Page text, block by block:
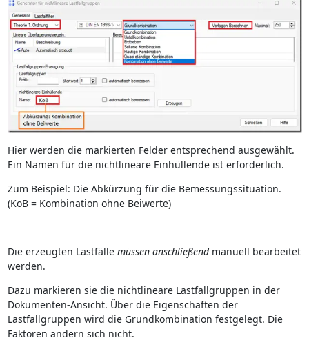
Hier werden die markierten Felder entsprechend ausgewählt.
Ein Namen für die nichtlineare Einhüllende ist erforderlich.
Zum Beispiel: Die Abkürzung für die Bemessungssituation.
(KoB = Kombination ohne Beiwerte)
Die erzeugten Lastfälle müssen anschließendmanuell bearbeitet
werden.
Dazu markieren sie die nichtlineare Lastfallgruppen in der
Dokumenten-Ansicht. Über die Eigenschaften der
Lastfallgruppen wird die Grundkombination festgelegt. Die
Faktoren ändern sich nicht.